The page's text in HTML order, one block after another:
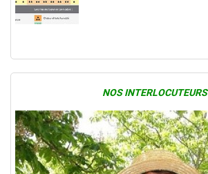
NOS INTERLOCUTEURS